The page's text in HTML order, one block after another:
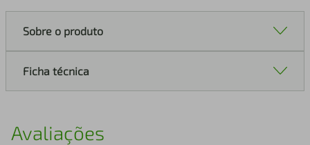
Sobre o produto
Ficha técnica
Avaliações